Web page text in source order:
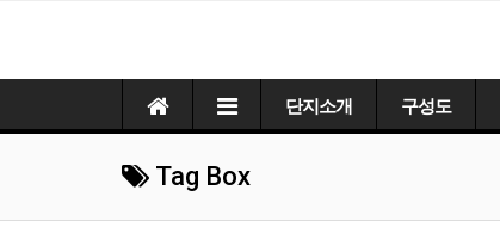
단지소개 구성도
Tag Box